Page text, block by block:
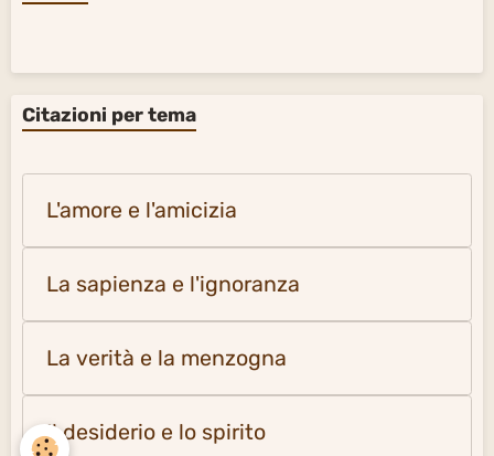
Citazioni per tema
L'amore e l'amicizia
La sapienza e l'ignoranza
La verità e la menzogna
Il desiderio e lo spirito